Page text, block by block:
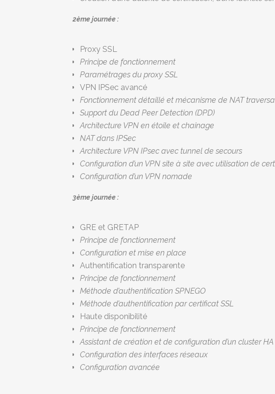
2ème journée :
Proxy SSL
Principe de fonctionnement
Paramétrages du proxy SSL
VPN IPSec avancé
Fonctionnement détaillé et mécanisme de NAT
Support du Dead Peer Detection (DPD)
Architecture VPN en étoile et chainage
NAT dans IPSec
Architecture VPN IPsec avec tunnel de secours
Configuration d’un VPN site à site avec utilisation de
Configuration d’un VPN nomade
3ème journée :
GRE et GRETAP
Principe de fonctionnement
Configuration et mise en place
Authentification transparente
Principe de fonctionnement
Méthode d’authentification SPNEGO
Méthode d’authentification par certificat SSL
Haute disponibilité
Principe de fonctionnement
Assistant de création et de configuration d’un cluster HA
Configuration des interfaces réseaux
Configuration avancée